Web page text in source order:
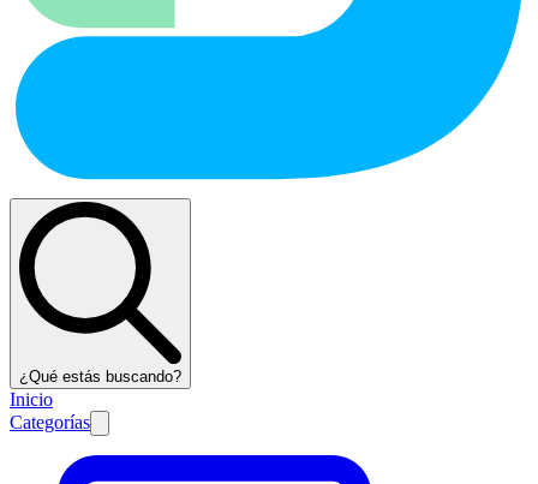
¿Qué estás buscando?
Inicio
Categorías